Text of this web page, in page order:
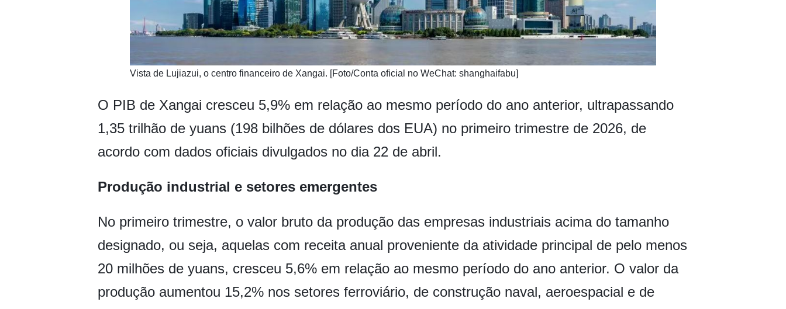
​Vista de Lujiazui, o centro financeiro de Xangai. [Foto/Conta oficial no WeChat: shanghaifabu]
O PIB de Xangai cresceu 5,9% em relação ao mesmo período do ano anterior, ultrapassando
1,35 trilhão de yuans (198 bilhões de dólares dos EUA) no primeiro trimestre de 2026, de
acordo com dados oficiais divulgados no dia 22 de abril.
Produção industrial e setores emergentes
No primeiro trimestre, o valor bruto da produção das empresas industriais acima do tamanho
designado, ou seja, aquelas com receita anual proveniente da atividade principal de pelo menos
20 milhões de yuans, cresceu 5,6% em relação ao mesmo período do ano anterior. O valor da
produção aumentou 15,2% nos setores ferroviário, de construção naval, aeroespacial e de